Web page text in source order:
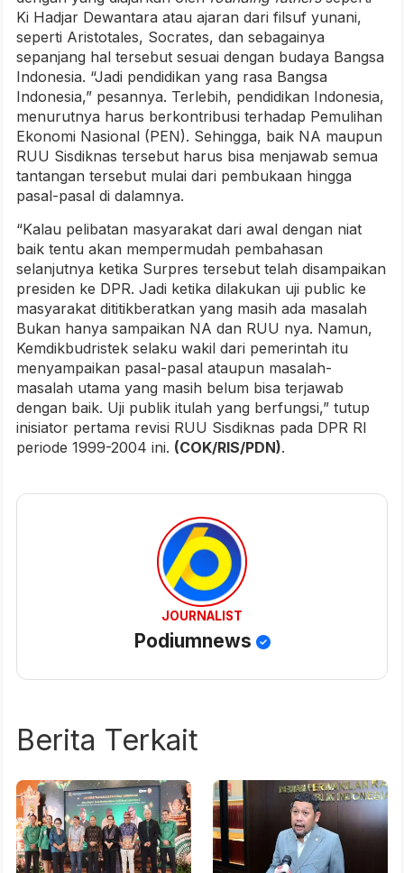
Ki Hadjar Dewantara atau ajaran dari filsuf yunani,
seperti Aristotales, Socrates, dan sebagainya
sepanjang hal tersebut sesuai dengan budaya Bangsa
Indonesia. “Jadi pendidikan yang rasa Bangsa
Indonesia,” pesannya. Terlebih, pendidikan Indonesia,
menurutnya harus berkontribusi terhadap Pemulihan
Ekonomi Nasional (PEN). Sehingga, baik NA maupun
RUU Sisdiknas tersebut harus bisa menjawab semua
tantangan tersebut mulai dari pembukaan hingga
pasal-pasal di dalamnya.
“Kalau pelibatan masyarakat dari awal dengan niat
baik tentu akan mempermudah pembahasan
selanjutnya ketika Surpres tersebut telah disampaikan
presiden ke DPR. Jadi ketika dilakukan uji public ke
masyarakat dititikberatkan yang masih ada masalah
Bukan hanya sampaikan NA dan RUU nya. Namun,
Kemdikbudristek selaku wakil dari pemerintah itu
menyampaikan pasal-pasal ataupun masalah-
masalah utama yang masih belum bisa terjawab
dengan baik. Uji publik itulah yang berfungsi,” tutup
inisiator pertama revisi RUU Sisdiknas pada DPR RI
periode 1999-2004 ini. (COK/RIS/PDN).
JOURNALIST
Podiumnews
Berita Terkait